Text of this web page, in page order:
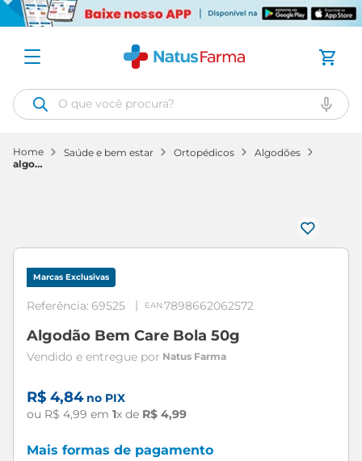
O que você procura?
saúde e bem estar ortopédicos
algodões
algodão
Marcas Exclusivas
Referência: 69525 7898662062572
Algodão Bem Care Bola 50g
Natus Farma
R$ 4,84no PIX
ou R$ 4,99 em 1x de R$ 4,99
Mais formas de pagamento